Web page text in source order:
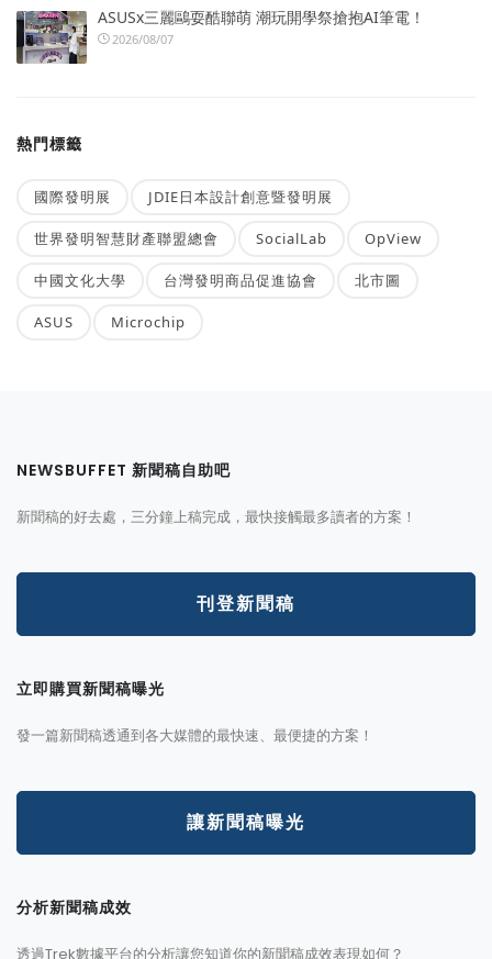
ASUSx三麗鷗耍酷聯萌 潮玩開學祭搶抱AI筆電！
2026/08/07
熱門標籤
國際發明展 JDIE日本設計創意暨發明展
世界發明智慧財產聯盟總會 SocialLab OpView
中國文化大學 台灣發明商品促進協會 北市圖
ASUS Microchip
NEWSBUFFET 新聞稿自助吧
新聞稿的好去處，三分鐘上稿完成，最快接觸最多讀者的方案！
刊登新聞稿
立即購買新聞稿曝光
發一篇新聞稿透通到各大媒體的最快速、最便捷的方案！
讓新聞稿曝光
分析新聞稿成效
透過Trek數據平台的分析讓您知道你的新聞稿成效表現如何？